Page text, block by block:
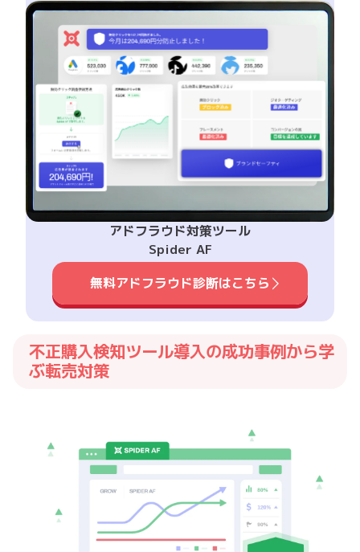
アドフラウド対策ツール
Spider AF
無料アドフラウド診断はこちら
不正購入検知ツール導入の成功事例から学
ぶ転売対策